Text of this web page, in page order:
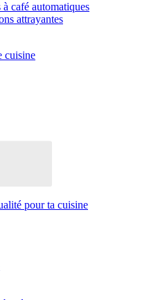
café automatiques
attrayantes
cuisine
pour ta cuisine